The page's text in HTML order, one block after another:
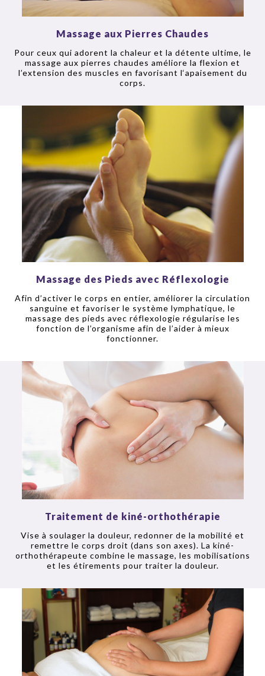
Massage aux Pierres Chaudes
Pour ceux qui adorent la chaleur et la détente ultime, le
massage aux pierres chaudes améliore la flexion et
l’extension des muscles en favorisant l‘apaisement du
corps.
Massage des Pieds avec Réflexologie
Afin d’activer le corps en entier, améliorer la circulation
sanguine et favoriser le système lymphatique, le
massage des pieds avec réflexologie régularise les
fonction de l’organisme afin de l’aider à mieux
fonctionner.
Traitement de kiné-orthothérapie
Vise à soulager la douleur, redonner de la mobilité et
remettre le corps droit (dans son axes). La kiné-
orthothérapeute combine le massage, les mobilisations
et les étirements pour traiter la douleur.